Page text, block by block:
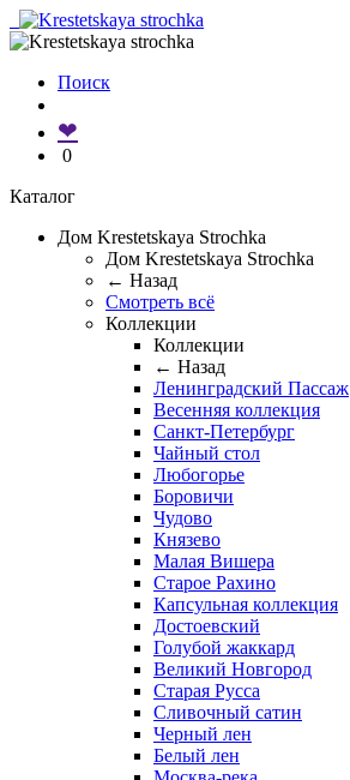
Поиск
❤
0
Каталог
Дом Krestetskaya Strochka
Дом Krestetskaya Strochka
← Назад
Смотреть всё
Коллекции
Коллекции
← Назад
Ленинградский Пассаж
Весенняя коллекция
Санкт-Петербург
Чайный стол
Любогорье
Боровичи
Чудово
Князево
Малая Вишера
Старое Рахино
Капсульная коллекция
Достоевский
Голубой жаккард
Великий Новгород
Старая Русса
Сливочный сатин
Черный лен
Белый лен